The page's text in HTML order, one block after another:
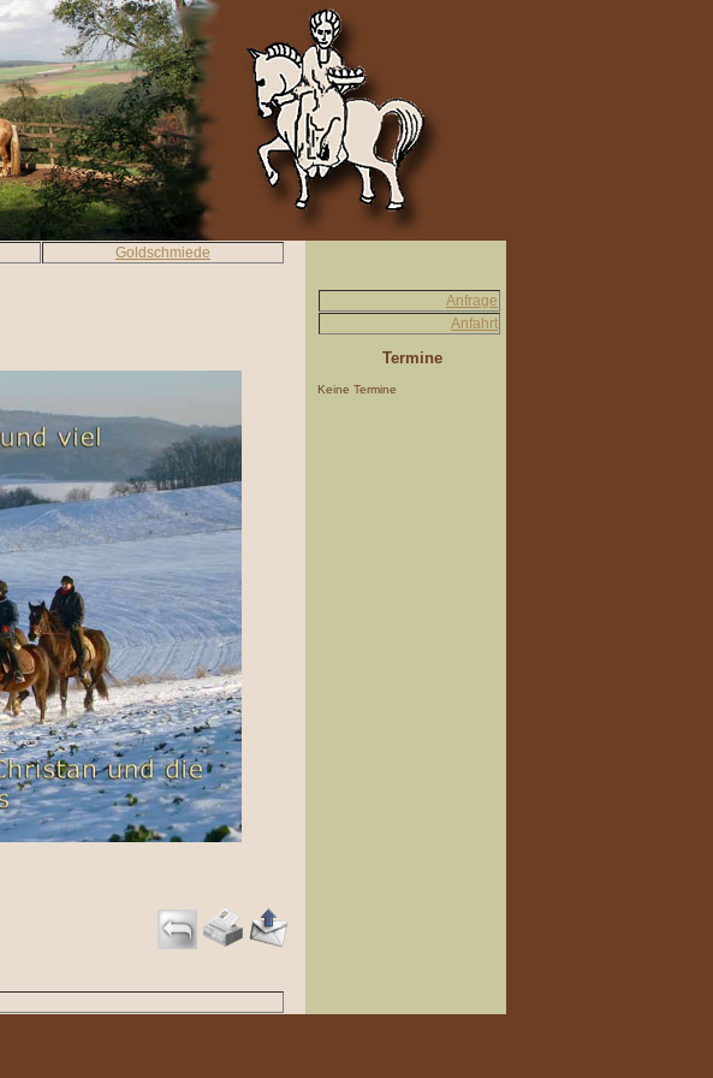
Goldschmiede
Anfrage
Anfahrt
Termine
Keine Termine